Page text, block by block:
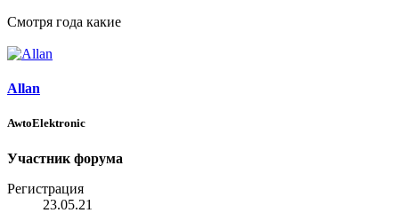
Смотря года какие
Allan
AwtoElektronic
Участник форума
Регистрация
23.05.21